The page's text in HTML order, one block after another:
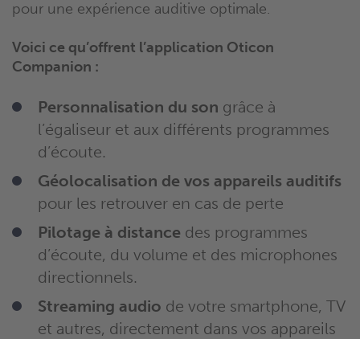
pour une expérience auditive optimale.
Voici ce qu’offrent l’application Oticon
Companion :
Personnalisation du son grâce à
l’égaliseur et aux différents programmes
d’écoute.
Géolocalisation de vos appareils auditifs
pour les retrouver en cas de perte
Pilotage à distance des programmes
d’écoute, du volume et des microphones
directionnels.
Streaming audio de votre smartphone, TV
et autres, directement dans vos appareils